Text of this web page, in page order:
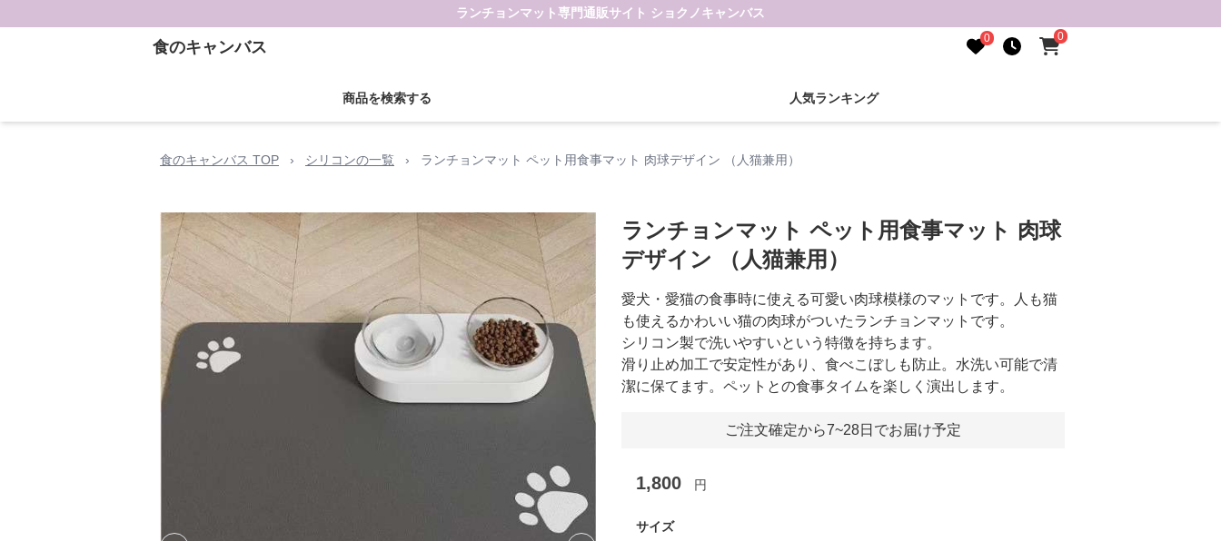
ランチョンマット専門通販サイト ショクノキャンバス
食のキャンバス 0 0
商品を検索する 人気ランキング
食のキャンバス TOP › シリコンの一覧 › ランチョンマット ペット用食事マット 肉球デザイン （人猫兼用）
ランチョンマット ペット用食事マット 肉球
デザイン （人猫兼用）
愛犬・愛猫の食事時に使える可愛い肉球模様のマットです。人も猫
も使えるかわいい猫の肉球がついたランチョンマットです。
シリコン製で洗いやすいという特徴を持ちます。
滑り止め加工で安定性があり、食べこぼしも防止。水洗い可能で清
潔に保てます。ペットとの食事タイムを楽しく演出します。
ご注文確定から7~28日でお届け予定
1,800 円
サイズ